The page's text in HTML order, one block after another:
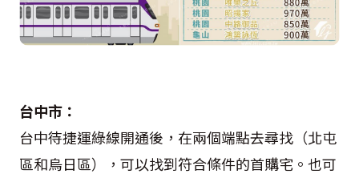
台中市：
台中待捷運綠線開通後，在兩個端點去尋找（北屯
區和烏日區），可以找到符合條件的首購宅。也可